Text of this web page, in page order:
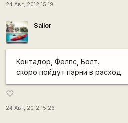
24 Авг, 2012 15:19
Sailor
Контадор, Фелпс, Болт.
скоро пойдут парни в расход.
favorite_border
24 Авг, 2012 15:26